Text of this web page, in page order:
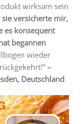
wirksam sein
versicherte mir,
es konsequent
begannen
wieder
–
Deutschland